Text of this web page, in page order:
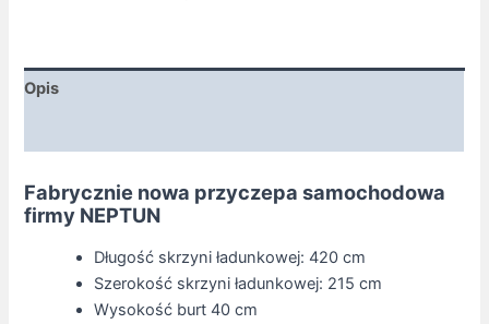
Opis
Fabrycznie nowa przyczepa samochodowa
firmy NEPTUN
Długość skrzyni ładunkowej: 420 cm
Szerokość skrzyni ładunkowej: 215 cm
Wysokość burt 40 cm